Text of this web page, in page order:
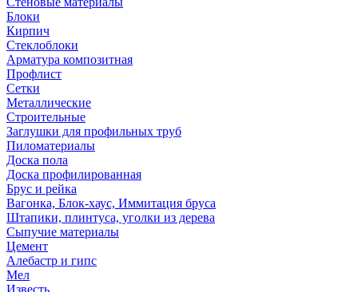
Блоки
Кирпич
Стеклоблоки
Арматура композитная
Профлист
Сетки
Металлические
Строительные
Заглушки для профильных труб
Пиломатериалы
Доска пола
Доска профилированная
Брус и рейка
Вагонка, Блок-хаус, Иммитация бруса
Штапики, плинтуса, уголки из дерева
Сыпучие материалы
Цемент
Алебастр и гипс
Мел
Известь